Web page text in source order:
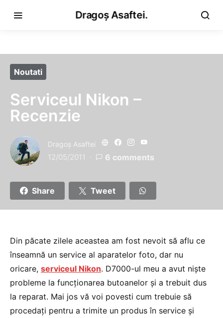
Dragoș Asaftei.
Noutati
Serviceul Nikon –
Recenzie
Dragoş Asaftei
12/05/2011 6 comments
Share Tweet
Din păcate zilele aceastea am fost nevoit să aflu ce
înseamnă un service al aparatelor foto, dar nu
oricare, serviceul Nikon. D7000-ul meu a avut niște
probleme la funcționarea butoanelor și a trebuit dus
la reparat. Mai jos vă voi povesti cum trebuie să
procedați pentru a trimite un produs în service și